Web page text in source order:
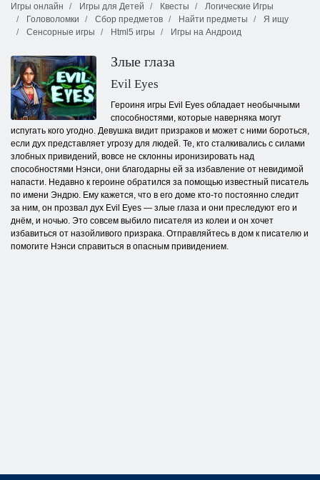
Игры онлайн
Игры для Детей Квесты
Логические Игры
Головоломки
Сбор предметов Найти предметы
Я ищу
Сенсорные игры
Html5 игры Игры на Андроид
Злые глаза
Evil Eyes
Героиня игры Evil Eyes обладает необычными
способностями, которые наверняка могут
испугать кого угодно. Девушка видит призраков и может с ними бороться,
если дух представляет угрозу для людей. Те, кто сталкивались с силами
злобных привидений, вовсе не склонны иронизировать над
способностями Нэнси, они благодарны ей за избавление от невидимой
напасти. Недавно к героине обратился за помощью известный писатель
по имени Эндрю. Ему кажется, что в его доме кто-то постоянно следит
за ним, он прозвал дух Evil Eyes — злые глаза и они преследуют его и
днём, и ночью. Это совсем выбило писателя из колеи и он хочет
избавиться от назойливого призрака. Отправляйтесь в дом к писателю и
помогите Нэнси справиться в опасным привидением.